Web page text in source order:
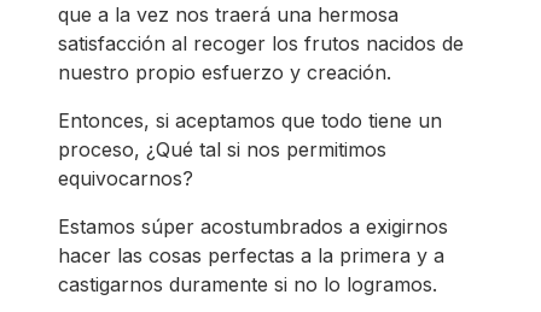
que a la vez nos traerá una hermosa
satisfacción al recoger los frutos nacidos de
nuestro propio esfuerzo y creación.
Entonces, si aceptamos que todo tiene un
proceso, ¿Qué tal si nos permitimos
equivocarnos?
Estamos súper acostumbrados a exigirnos
hacer las cosas perfectas a la primera y a
castigarnos duramente si no lo logramos.